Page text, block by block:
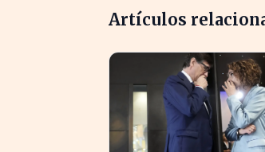
Artículos